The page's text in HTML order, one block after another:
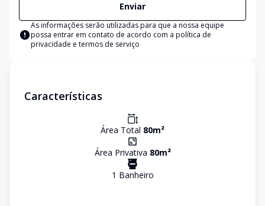
Enviar
As informações serão utilizadas para que a nossa equipe
possa entrar em contato de acordo com a política de
privacidade e termos de serviço
Características
Área Total 80m²
Área Privativa 80m²
1 Banheiro